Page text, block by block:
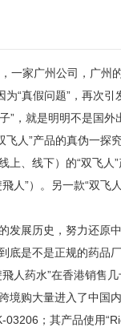
一家广州公司，广州
“真假问题”，再次
”，就是明明不是国
飞人”产品的真伪一探
线下）的“双飞人”
人”）。另一款“双
展历史，努力还原中
是不是正规的药品
药水”在香港销售
境购大量进入了中国
；其产品使用